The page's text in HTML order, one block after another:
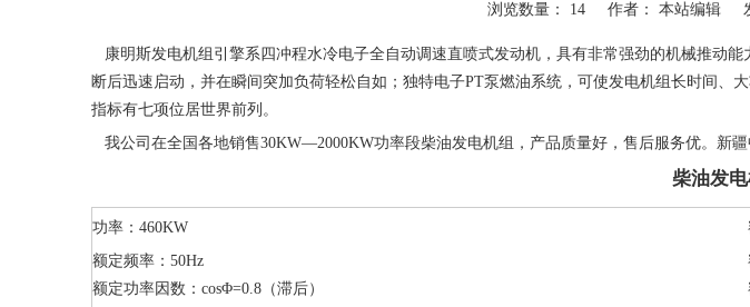
浏览数量： 14 作者： 本站编辑
康明斯发电机组引擎系四冲程水冷电子全自动调速直喷式发动机，具有非常强劲的机械推动
断后迅速启动，并在瞬间突加负荷轻松自如；独特电子PT泵燃油系统，可使发电机组长时间
指标有七项位居世界前列。
我公司在全国各地销售30KW—2000KW功率段柴油发电机组，产品质量好，售后服务优。新疆
柴油发
功率：460KW
额定频率：50Hz
额定功率因数：cosΦ=0.8（滞后）